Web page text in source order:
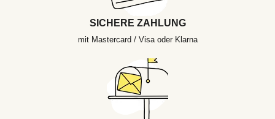
SICHERE ZAHLUNG
mit Mastercard / Visa oder Klarna